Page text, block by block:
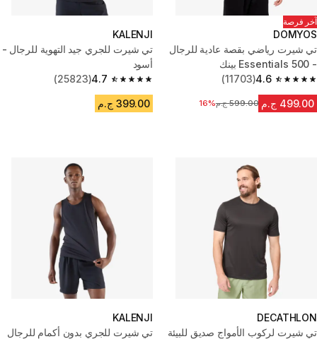
آخر فرصة
DOMYOS
تي شيرت رياضي بقصة عادية للرجال
- 500 Essentials بينك
4.6
4.6 out of 5 stars from 11703 reviews
(11703)
499.00 ج.م السعر قبل التخفيض
599.00 ج.م 16%
KALENJI
تي شيرت للجري جيد التهوية للرجال -
أسود
4.7
4.7 out of 5 stars from 25823 reviews
(25823)
399.00 ج.م
DECATHLON
تي شيرت لركوب الأمواج صديق للبيئة
KALENJI
تي شيرت للجري بدون أكمام للرجال